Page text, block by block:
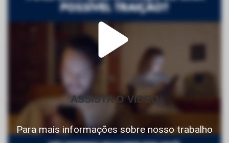
ASSISTA O VIDEO
Para mais informações sobre nosso trabalho